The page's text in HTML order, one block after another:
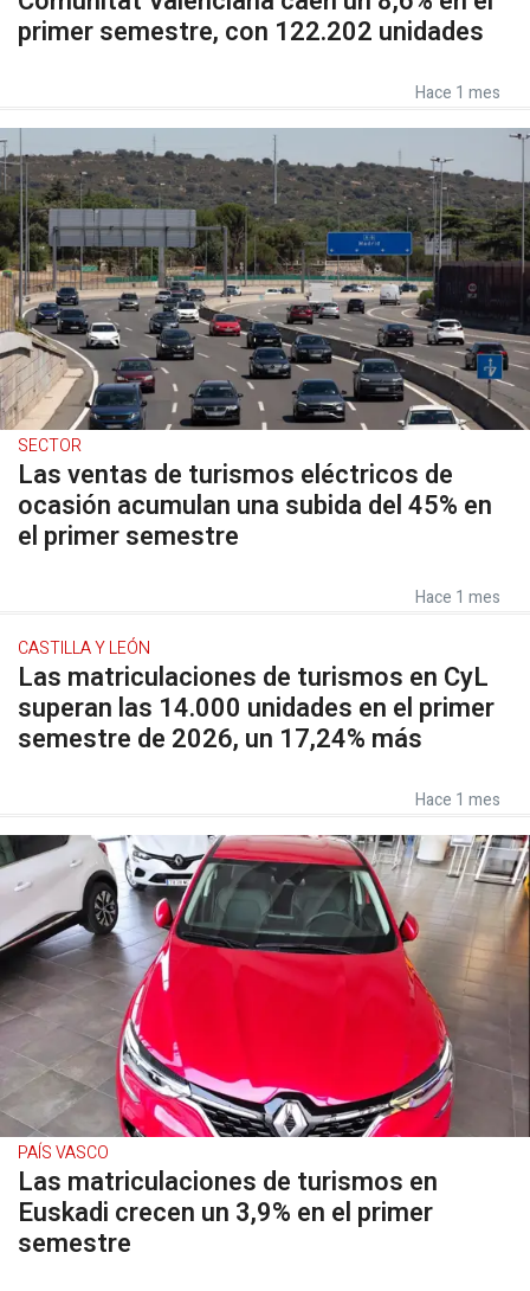
primer semestre, con 122.202 unidades
Hace 1 mes
SECTOR
Las ventas de turismos eléctricos de
ocasión acumulan una subida del 45% en
el primer semestre
Hace 1 mes
CASTILLA Y LEÓN
Las matriculaciones de turismos en CyL
superan las 14.000 unidades en el primer
semestre de 2026, un 17,24% más
Hace 1 mes
PAÍS VASCO
Las matriculaciones de turismos en
Euskadi crecen un 3,9% en el primer
semestre